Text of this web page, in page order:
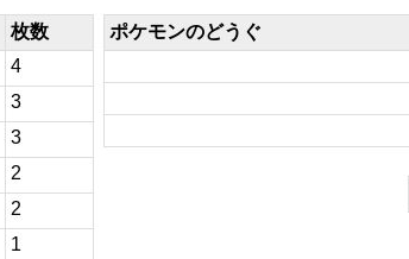
枚数
4
3
3
2
2
1
ポケモンのどうぐ